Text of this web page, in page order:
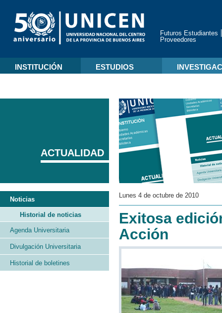
Futuros Estudiantes
Proveedores
INSTITUCIÓN ESTUDIOS
Lunes 4 de octubre de 2010
Exitosa
Acción
ACTUALIDAD
Noticias
Historial de noticias
Agenda Universitaria
Divulgación Universitaria
Historial de boletines